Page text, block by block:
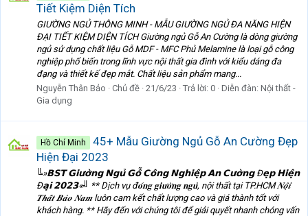
Tiết Kiệm Diện Tích
GIƯỜNG NGỦ THÔNG MINH - MẪU GIƯỜNG NGỦ ĐA NĂNG HIỆN
ĐẠI TIẾT KIỆM DIỆN TÍCH Giường ngủ Gỗ An Cường là dòng giường
ngủ sử dụng chất liệu Gỗ MDF - MFC Phủ Melamine là loại gỗ công
nghiệp phổ biến trong lĩnh vực nội thất gia đình với kiểu dáng đa
đạng và thiết kế đẹp mắt. Chất liệu sản phẩm mang...
Nguyễn Thân Bảo
Chủ đề 21/6/23 Trả lời: 0 Diễn đàn: Nội thất -
Gia dụng
Hồ Chí Minh
45+ Mẫu Giường Ngủ Gỗ An Cường Đẹp
Hiện Đại 2023
╚»𝗕𝗦𝗧 𝗚𝗶𝘂̛𝗼̛̀𝗻𝗴 𝗡𝗴𝘂̉ 𝗚𝗼̂̃ 𝗖𝗼̂𝗻𝗴 𝗡𝗴𝗵𝗶𝗲̣̂𝗽 𝗔𝗻 𝗖𝘂̛𝗼̛̀𝗻𝗴 Đ𝗲̣𝗽 𝗛𝗶𝗲̣̂𝗻
Đ𝗮̣𝗶 𝟮𝟬𝟮𝟯«╝ ** Dịch vụ đ𝐨́𝐧𝐠 𝐠𝐢𝐮̛𝐨̛̀𝐧𝐠 𝐧𝐠𝐮̉, nội thất tại TP.HCM 𝑵𝒐̣̂𝒊
𝑻𝒉𝒂̂́𝒕 𝑩𝒂̉𝒐 𝑵𝒂𝒎 luôn cam kết chất lượng cao và giá thành tốt với
khách hàng. ** Hãy đến với chúng tôi để giải quyết nhanh chóng vấn